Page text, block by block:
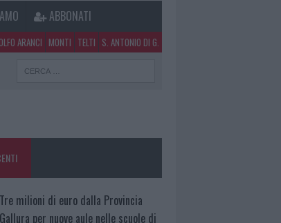
ABBONATI
ARANCI MONTI TELTI S. ANTONIO DI G.
Tre milioni di euro dalla Provincia
Gallura per nuove aule nelle scuole di